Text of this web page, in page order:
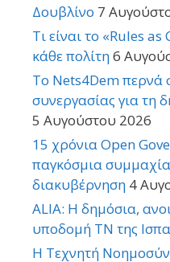
Δουβλίνο 7
Τι είναι το «Rules
κάθε πολίτη6
Το Nets4Dem περνά
συνεργασίας για τη
5 Αυγούστου 2026
15 χρόνια Open
παγκόσμια
διακυβέρνηση 4
ALIA: Η δημόσια,
υποδομή ΤΝ της
Η Τεχνητή